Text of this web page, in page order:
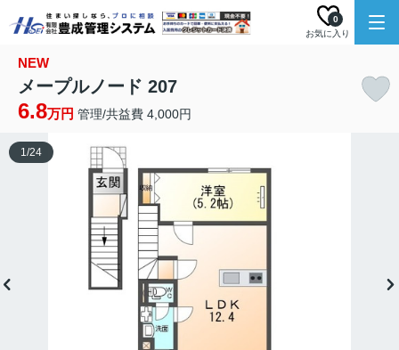
お気に入り
0
NEW
メープルノード 207
6.8万円 管理/共益費 4,000円
1/24